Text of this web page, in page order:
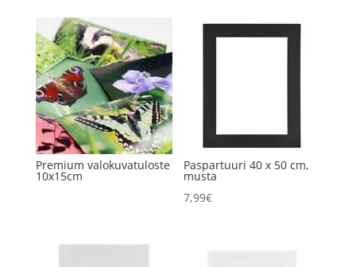
Premium valokuvatuloste
10x15cm
Paspartuuri 40 x 50 cm,
musta
7,99€